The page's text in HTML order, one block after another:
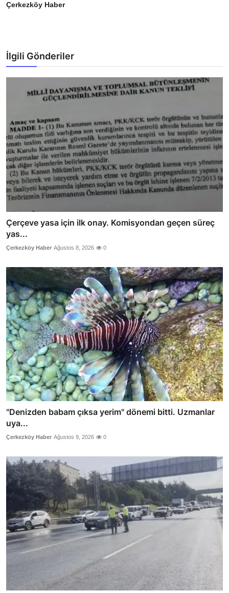
Çerkezköy Haber
İlgili Gönderiler
Çerçeve yasa için ilk onay. Komisyondan geçen süreç
yas...
Çerkezköy Haber Ağustos 8, 2026 0
"Denizden babam çıksa yerim" dönemi bitti. Uzmanlar
uya...
Çerkezköy Haber Ağustos 9, 2026 0